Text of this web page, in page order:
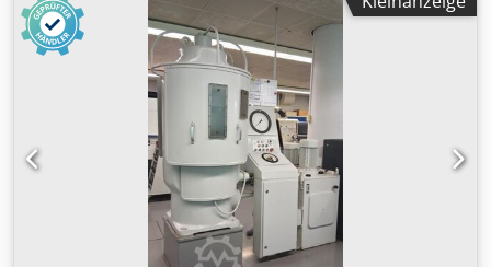
Zustand und war wenig im Einsatz